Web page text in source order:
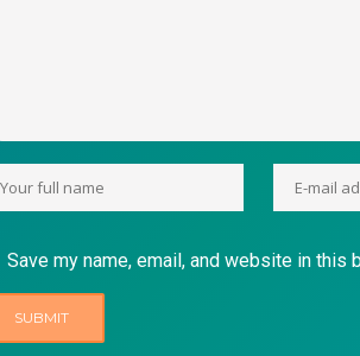
Save my name, email, and website in